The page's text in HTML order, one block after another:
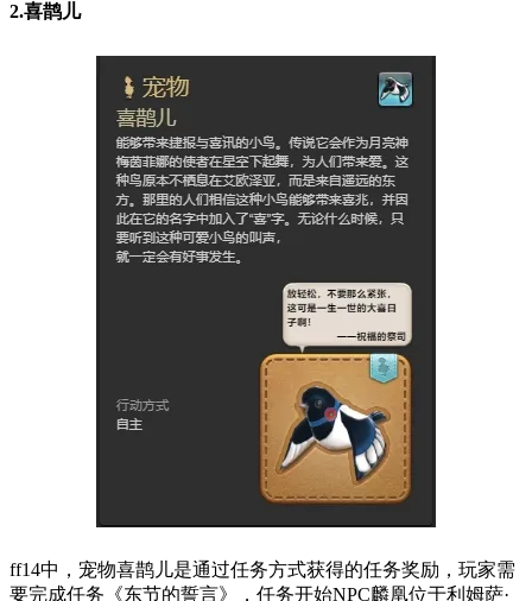
2.喜鹊儿
ff14中，宠物喜鹊儿是通过任务方式获得的任务奖励，玩家需
要完成任务《东节的誓言》，任务开始NPC麟凰位于利姆萨·